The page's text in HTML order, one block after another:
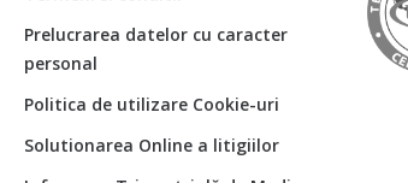
Prelucrarea datelor cu caracter
personal
Politica de utilizare Cookie-uri
Solutionarea Online a litigiilor